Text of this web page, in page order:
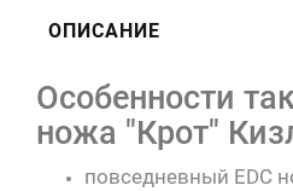
ОПИСАНИЕ
Особенности
ножа "Крот"
повседневный EDC